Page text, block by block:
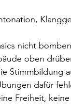
nicht
oben
Stimmbildung
dafür
Freiheit,